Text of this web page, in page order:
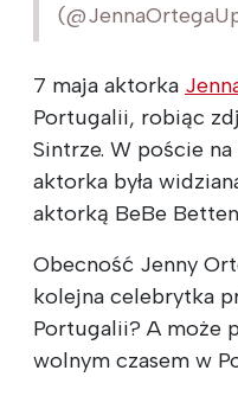
7 maja aktorka
Portugalii, robiąc
Sintrze. W poście
aktorka była
aktorką BeBe
Obecność Jenny
kolejna celebrytka
Portugalii? A może
wolnym czasem w